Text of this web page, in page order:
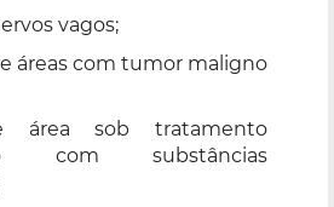
vagos;
áreas com tumor maligno
área sob tratamento
com substâncias